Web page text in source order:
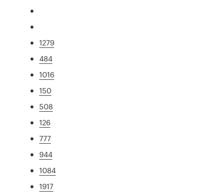
1279
484
1016
150
508
126
777
944
1084
1917